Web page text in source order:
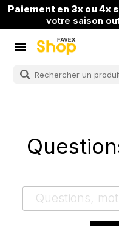
Paiement en 3x ou 4x
votre saison
